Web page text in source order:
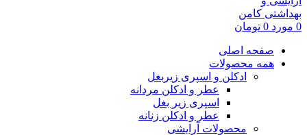
0 مورد 0 تومان
صفحه اصلی
همه محصولات
ادکلن و اسپری زیربغل
عطر و ادکلن مردانه
اسپری زیر بغل
عطر و ادکلن زنانه
محصولات آرایشی